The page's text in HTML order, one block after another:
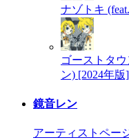
ナゾトキ
ゴーストタ
ン) [2024年版]
鏡音レン
アーティストペー